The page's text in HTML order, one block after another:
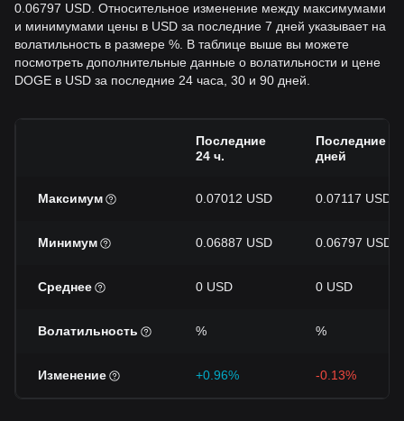
0.06797 USD. Относительное изменение между максимумами
и минимумами цены в USD за последние 7 дней указывает на
волатильность в размере %. В таблице выше вы можете
посмотреть дополнительные данные о волатильности и цене
DOGE в USD за последние 24 часа, 30 и 90 дней.
Последние
24 ч.
Последние 7
дней
Максимум 0.07012 USD 0.07117 USD
Минимум 0.06887 USD 0.06797 USD
Среднее 0 USD 0 USD
Волатильность % %
Изменение +0.96% -0.13%